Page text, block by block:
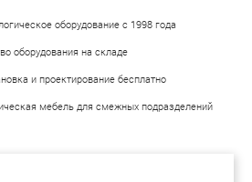
оборудование с 1998 года
оборудования на складе
и проектирование бесплатно
мебель для смежных подразделений